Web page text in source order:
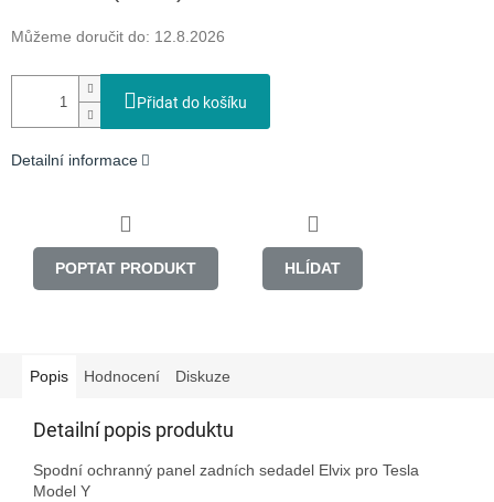
Můžeme doručit do: 12.8.2026
Přidat do košíku
Detailní informace
POPTAT PRODUKT HLÍDAT
Popis Hodnocení Diskuze
Detailní popis produktu
Spodní ochranný panel zadních sedadel Elvix pro Tesla
Model Y